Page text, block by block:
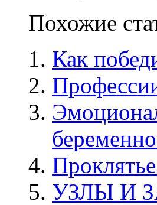
Похожие
Как
УЗЛЫ И